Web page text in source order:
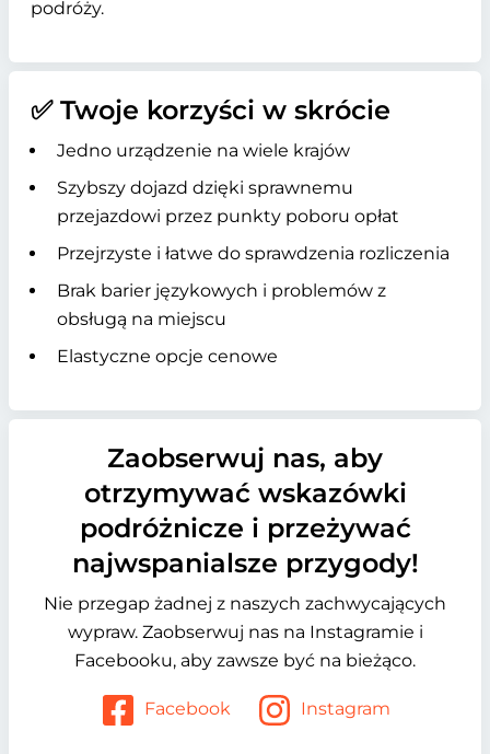
podróży.
✅ Twoje korzyści w skrócie
Jedno urządzenie na wiele krajów
Szybszy dojazd dzięki sprawnemu
przejazdowi przez punkty poboru opłat
Przejrzyste i łatwe do sprawdzenia rozliczenia
Brak barier językowych i problemów z
obsługą na miejscu
Elastyczne opcje cenowe
Zaobserwuj nas, aby
otrzymywać wskazówki
podróżnicze i przeżywać
najwspanialsze przygody!
Nie przegap żadnej z naszych zachwycających
wypraw. Zaobserwuj nas na Instagramie i
Facebooku, aby zawsze być na bieżąco.
Facebook Instagram